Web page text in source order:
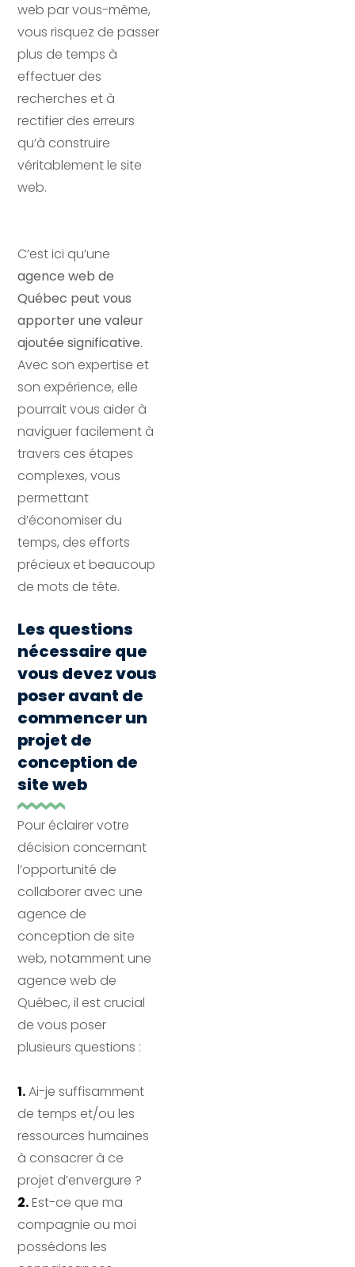
web par vous-même,
vous risquez de passer
plus de temps à
effectuer des
recherches et à
rectifier des erreurs
qu’à construire
véritablement le site
web.
C’est ici qu’une
agence web de
Québec peut vous
apporter une valeur
ajoutée significative.
Avec son expertise et
son expérience, elle
pourrait vous aider à
naviguer facilement à
travers ces étapes
complexes, vous
permettant
d’économiser du
temps, des efforts
précieux et beaucoup
de mots de tête.
Les questions
nécessaire que
vous devez vous
poser avant de
commencer un
projet de
conception de
site web
Pour éclairer votre
décision concernant
l’opportunité de
collaborer avec une
agence de
conception de site
web, notamment une
agence web de
Québec, il est crucial
de vous poser
plusieurs questions :
1.Ai-je suffisamment
de temps et/ou les
ressources humaines
à consacrer à ce
projet d’envergure ?
2.Est-ce que ma
compagnie ou moi
possédons les